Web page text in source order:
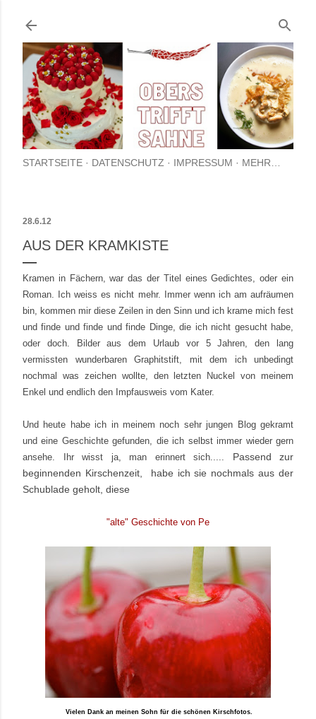
STARTSEITE DATENSCHUTZ IMPRESSUM MEHR…
28.6.12
AUS DER KRAMKISTE
Kramen in Fächern, war das der Titel eines Gedichtes, oder ein
Roman. Ich weiss es nicht mehr. Immer wenn ich am aufräumen
bin, kommen mir diese Zeilen in den Sinn und ich krame mich fest
und finde und finde und finde Dinge, die ich nicht gesucht habe,
oder doch. Bilder aus dem Urlaub vor 5 Jahren, den lang
vermissten wunderbaren Graphitstift, mit dem ich unbedingt
nochmal was zeichen wollte, den letzten Nuckel von meinem
Enkel und endlich den Impfausweis vom Kater.
Und heute habe ich in meinem noch sehr jungen Blog gekramt
und eine Geschichte gefunden, die ich selbst immer wieder gern
ansehe. Ihr wisst ja, man erinnert sich..... Passend zur
beginnenden Kirschenzeit, habe ich sie nochmals aus der
Schublade geholt, diese
"alte" Geschichte von Pe
Vielen Dank an meinen Sohn für die schönen Kirschfotos.